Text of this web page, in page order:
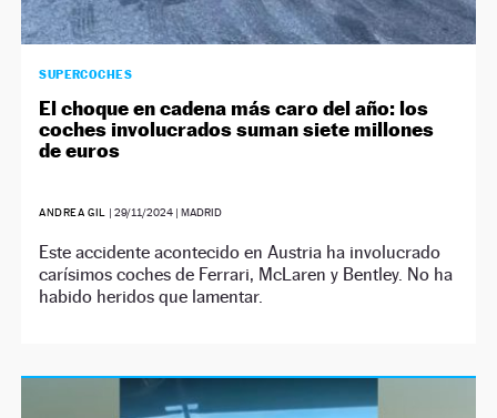
SUPERCOCHES
El choque en cadena más caro del año: los
coches involucrados suman siete millones
de euros
ANDREA GIL |29/11/2024 | MADRID
Este accidente acontecido en Austria ha involucrado
carísimos coches de Ferrari, McLaren y Bentley. No ha
habido heridos que lamentar.